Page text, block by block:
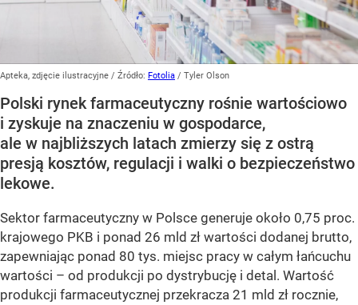
Apteka, zdjęcie ilustracyjne / Źródło: Fotolia / Tyler Olson
Polski rynek farmaceutyczny rośnie wartościowo
i zyskuje na znaczeniu w gospodarce,
ale w najbliższych latach zmierzy się z ostrą
presją kosztów, regulacji i walki o bezpieczeństwo
lekowe.
Sektor farmaceutyczny w Polsce generuje około 0,75 proc.
krajowego PKB i ponad 26 mld zł wartości dodanej brutto,
zapewniając ponad 80 tys. miejsc pracy w całym łańcuchu
wartości – od produkcji po dystrybucję i detal. Wartość
produkcji farmaceutycznej przekracza 21 mld zł rocznie,